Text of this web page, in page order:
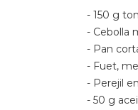
- 150 g
- Cebolla
- Pan
- Fuet,
- Perejil
- 50 g